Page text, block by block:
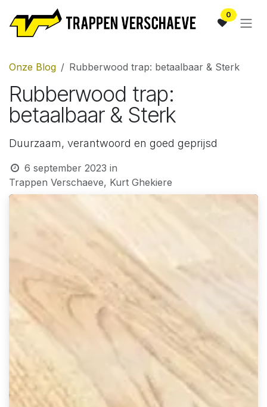
Overslaan naar inhoud
0
Onze Blog Rubberwood trap: betaalbaar & Sterk
Rubberwood trap:
betaalbaar & Sterk
Duurzaam, verantwoord en goed geprijsd
6 september 2023 in
Trappen Verschaeve, Kurt Ghekiere